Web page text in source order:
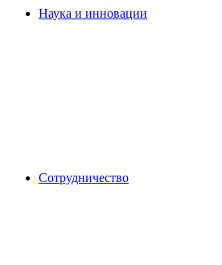
Наука и инновации
Сотрудничество